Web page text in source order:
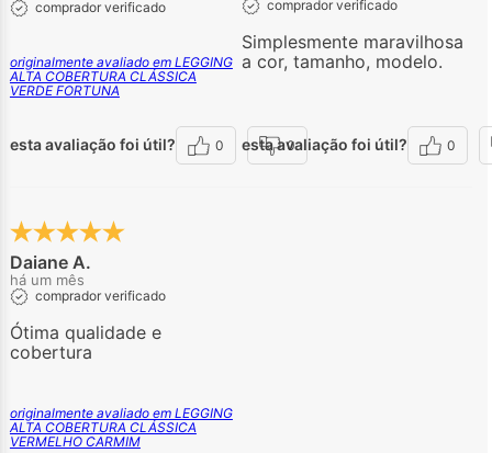
comprador verificado
originalmente avaliado em LEGGING
ALTA COBERTURA CLÁSSICA
VERDE FORTUNA
esta avaliação foi útil? 0 0
comprador verificado
Simplesmente maravilhosa
a cor, tamanho, modelo.
esta avaliação foi útil? 0
Daiane A.
há um mês
comprador verificado
Ótima qualidade e
cobertura
originalmente avaliado em LEGGING
ALTA COBERTURA CLÁSSICA
VERMELHO CARMIM